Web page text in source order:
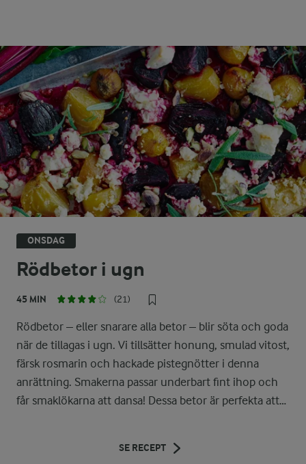
ONSDAG
Rödbetor i ugn
45 MIN (21)
Rödbetor – eller snarare alla betor – blir söta och goda
när de tillagas i ugn. Vi tillsätter honung, smulad vitost,
färsk rosmarin och hackade pistegnötter i denna
anrättning. Smakerna passar underbart fint ihop och
får smaklökarna att dansa! Dessa betor är perfekta att
SE RECEPT